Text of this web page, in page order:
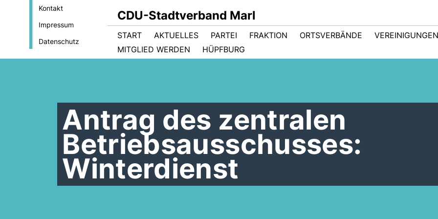
Kontakt
Impressum
Datenschutz
CDU-Stadtverband Marl
START AKTUELLES PARTEI FRAKTION ORTSVERBÄNDE
VEREINIGUNGEN
MITGLIED WERDEN
HÜPFBURG
Antrag des zentralen
Betriebsausschusses:
Winterdienst